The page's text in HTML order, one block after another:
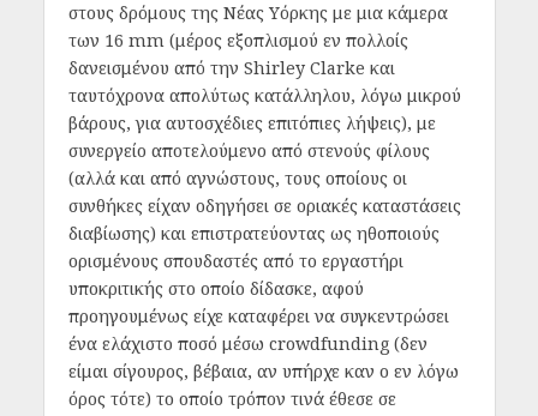
στους δρόμους της Νέας Υόρκης με μια κάμερα
των 16 mm (μέρος εξοπλισμού εν πολλοίς
δανεισμένου από την Shirley Clarke και
ταυτόχρονα απολύτως κατάλληλου, λόγω μικρού
βάρους, για αυτοσχέδιες επιτόπιες λήψεις), με
συνεργείο αποτελούμενο από στενούς φίλους
(αλλά και από αγνώστους, τους οποίους οι
συνθήκες είχαν οδηγήσει σε οριακές καταστάσεις
διαβίωσης) και επιστρατεύοντας ως ηθοποιούς
ορισμένους σπουδαστές από το εργαστήρι
υποκριτικής στο οποίο δίδασκε, αφού
προηγουμένως είχε καταφέρει να συγκεντρώσει
ένα ελάχιστο ποσό μέσω crowdfunding (δεν
είμαι σίγουρος, βέβαια, αν υπήρχε καν ο εν λόγω
όρος τότε) το οποίο τρόπον τινά έθεσε σε